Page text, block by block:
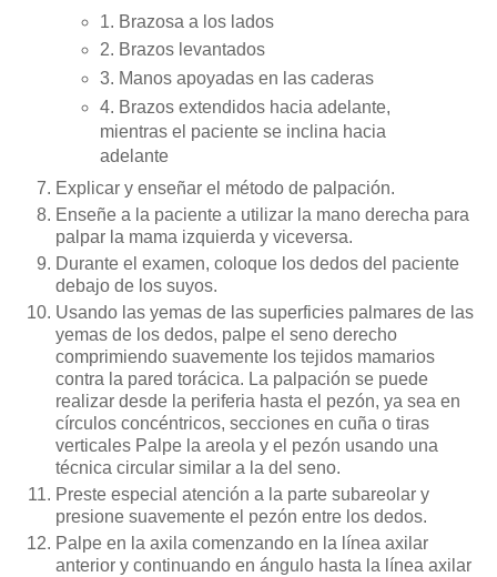
1. Brazosa a los lados
2. Brazos levantados
3. Manos apoyadas en las caderas
4. Brazos extendidos hacia adelante,
mientras el paciente se inclina hacia
adelante
Explicar y enseñar el método de palpación.
Enseñe a la paciente a utilizar la mano derecha para
palpar la mama izquierda y viceversa.
Durante el examen, coloque los dedos del paciente
debajo de los suyos.
Usando las yemas de las superficies palmares de las
yemas de los dedos, palpe el seno derecho
comprimiendo suavemente los tejidos mamarios
contra la pared torácica. La palpación se puede
realizar desde la periferia hasta el pezón, ya sea en
círculos concéntricos, secciones en cuña o tiras
verticales Palpe la areola y el pezón usando una
técnica circular similar a la del seno.
Preste especial atención a la parte subareolar y
presione suavemente el pezón entre los dedos.
Palpe en la axila comenzando en la línea axilar
anterior y continuando en ángulo hasta la línea axilar